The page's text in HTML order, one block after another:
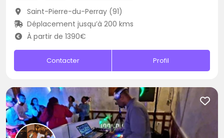
Saint-Pierre-du-Perray (91)
Déplacement jusqu’à 200 kms
À partir de 1390€
Contacter Profil